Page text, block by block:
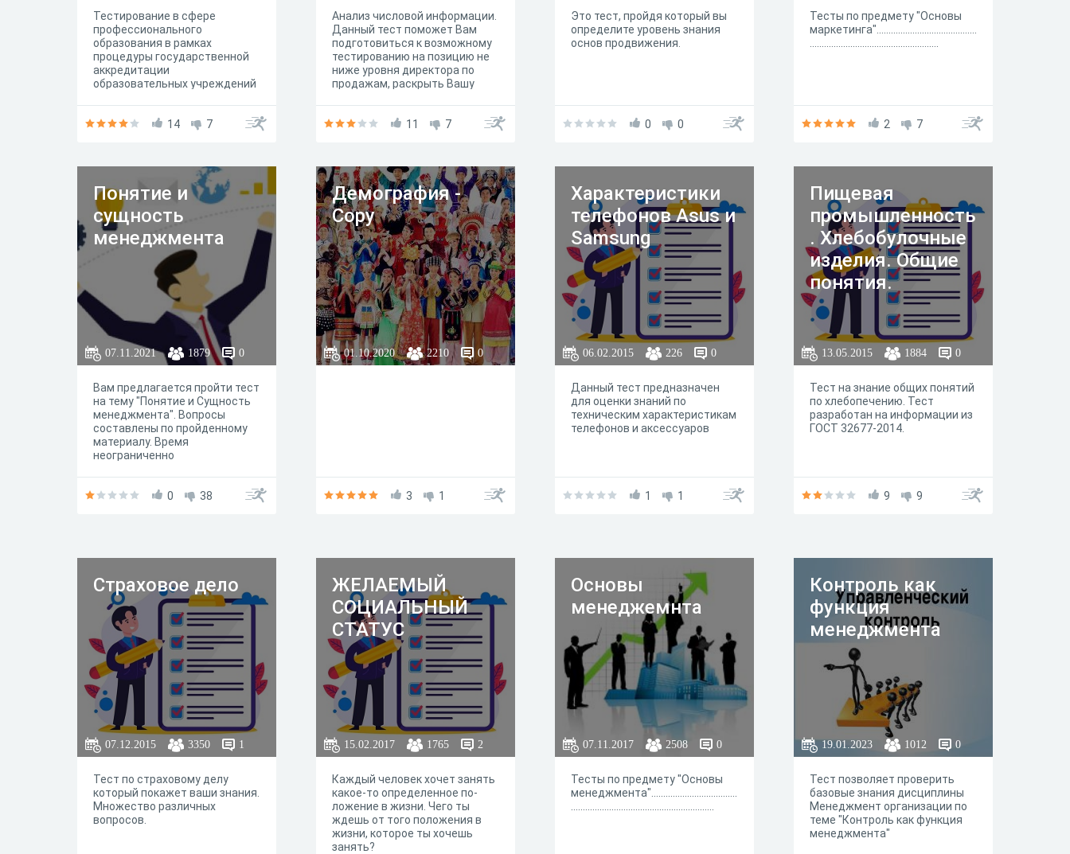
Тестирование в сфере
профессионального
образования в рамках
процедуры государственной
аккредитации
образовательных учреждений
образования 14 7
Анализ числовой информации.
Данный тест поможет Вам
подготовиться к возможному
тестированию на позицию не
ниже уровня директора по
продажам, раскрыть Вашу
Aidjob.ru
11 7
Это тест, пройдя который вы
определите уровень знания
основ продвижения.
0 0
Тесты по предмету "Основы
маркетинга"..........................................
2 7
Понятие и
сущность
менеджмента
07.11.2021 1879 0
Вам предлагается пройти тест
на тему "Понятие и Сущность
менеджмента". Вопросы
составлены по пройденному
материалу. Время
неограниченно
0 38
Демография -
Copy
01.10.2020 2210 0
3 1
Характеристики
телефонов Asus и
Samsung
06.02.2015 226 0
Данный тест предназначен
для оценки знаний по
техническим характеристикам
телефонов и аксессуаров
1 1
Пищевая
промышленность
. Хлебобулочные
изделия. Общие
понятия.
13.05.2015 1884 0
Тест на знание общих понятий
по хлебопечению. Тест
разработан на информации из
ГОСТ 32677-2014.
9 9
Страховое дело
07.12.2015 3350 1
Тест по страховому делу
который покажет ваши знания.
Множество различных
вопросов.
ЖЕЛАЕМЫЙ
СОЦИАЛЬНЫЙ
СТАТУС
15.02.2017 1765 2
Каждый человек хочет занять
какое-то определенное по­
ложение в жизни. Чего ты
ждешь от того положения в
жизни, которое ты хочешь
занять?
Основы
менеджемнта
07.11.2017 2508 0
Тесты по предмету "Основы
менеджмента"....................................
Контроль как
функция
менеджмента
19.01.2023 1012 0
Тест позволяет проверить
базовые знания дисциплины
Менеджмент организации по
теме "Контроль как функция
менеджмента"